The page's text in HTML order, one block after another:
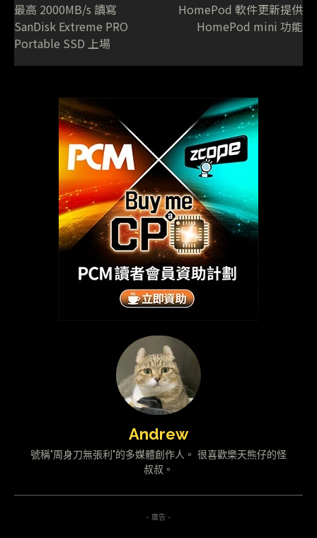
最高 2000MB/s 讀寫
SanDisk Extreme PRO
Portable SSD 上場
HomePod 軟件更新提供
HomePod mini 功能
Andrew
號稱"周身刀無張利"的多媒體創作人。 很喜歡樂天熊仔的怪
叔叔。
- 廣告 -